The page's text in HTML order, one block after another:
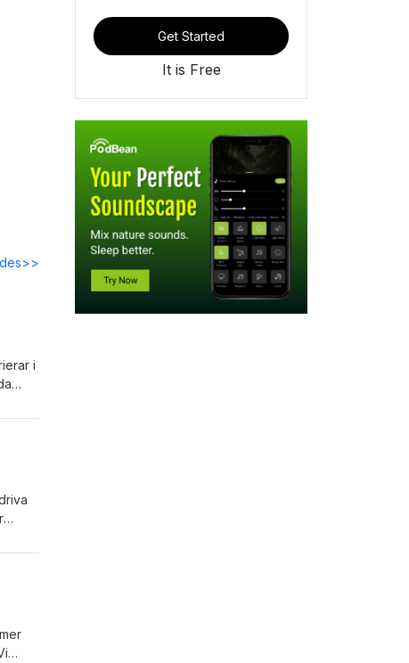
i
Get Started
It is Free